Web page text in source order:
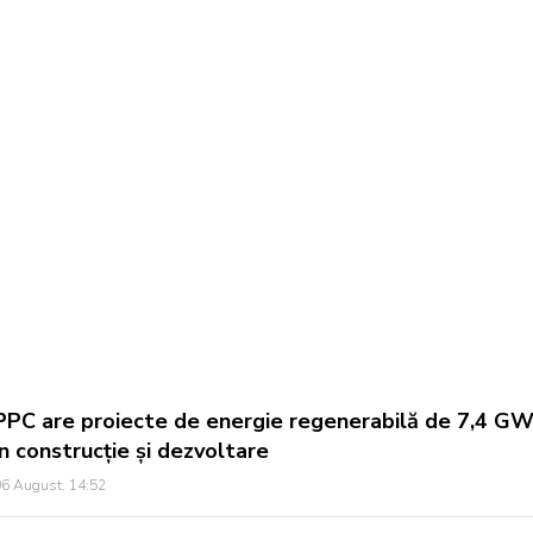
are proiecte de energie regenerabilă de 7,4 GW
construcție și dezvoltare
August, 14:52